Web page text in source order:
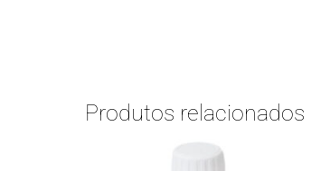
Produtos relacionados